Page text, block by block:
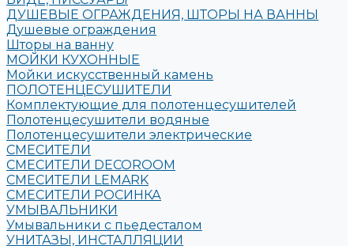
ДУШЕВЫЕ ОГРАЖДЕНИЯ, ШТОРЫ НА ВАННЫ
Душевые ограждения
Шторы на ванну
МОЙКИ КУХОННЫЕ
Мойки искусственный камень
ПОЛОТЕНЦЕСУШИТЕЛИ
Комплектующие для полотенцесушителей
Полотенцесушители водяные
Полотенцесушители электрические
СМЕСИТЕЛИ
СМЕСИТЕЛИ DECOROOM
СМЕСИТЕЛИ LEMARK
СМЕСИТЕЛИ РОСИНКА
УМЫВАЛЬНИКИ
Умывальники с пьедесталом
УНИТАЗЫ, ИНСТАЛЛЯЦИИ